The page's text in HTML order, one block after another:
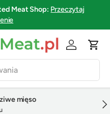
Meat Shop: Przeczytaj
Zaloguj się
mięso